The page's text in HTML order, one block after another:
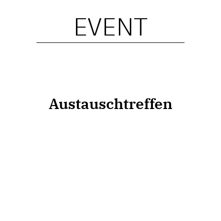
EVENT
Austauschtreffen